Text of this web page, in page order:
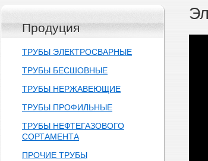
Продуция
ТРУБЫ ЭЛЕКТРОСВАРНЫЕ
ТРУБЫ БЕСШОВНЫЕ
ТРУБЫ НЕРЖАВЕЮЩИЕ
ТРУБЫ ПРОФИЛЬНЫЕ
ТРУБЫ НЕФТЕГАЗОВОГО
СОРТАМЕНТА
ПРОЧИЕ ТРУБЫ